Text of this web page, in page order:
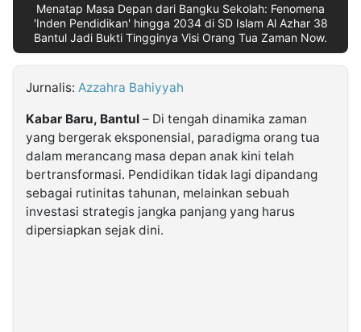
Kabarbaru.co
2026
Kabarbaru
Menatap Masa Depan dari Bangku Sekolah: Fenomena
'Inden Pendidikan' hingga 2034 di SD Islam Al Azhar 38
Bantul Jadi Bukti Tingginya Visi Orang Tua Zaman Now.
Jurnalis: Azzahra Bahiyyah
Kabar Baru, Bantul – Di tengah dinamika zaman
yang bergerak eksponensial, paradigma orang tua
dalam merancang masa depan anak kini telah
bertransformasi. Pendidikan tidak lagi dipandang
sebagai rutinitas tahunan, melainkan sebuah
investasi strategis jangka panjang yang harus
dipersiapkan sejak dini.